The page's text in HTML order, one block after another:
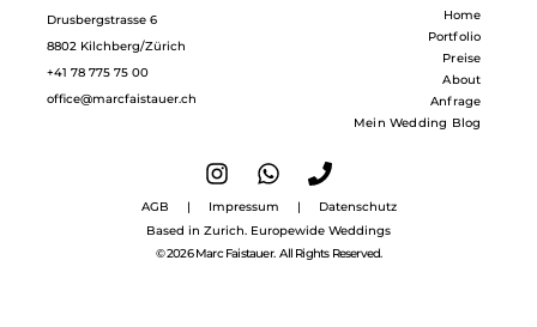
Drusbergstrasse 6
8802 Kilchberg/Zürich
+41 78 775 75 00
office@marcfaistauer.ch
Home
Portfolio
Preise
About
Anfrage
Mein Wedding Blog
AGB | Impressum |
Datenschutz
Based in Zurich. Europewide Weddings
© 2026 Marc Faistauer. All Rights Reserved.